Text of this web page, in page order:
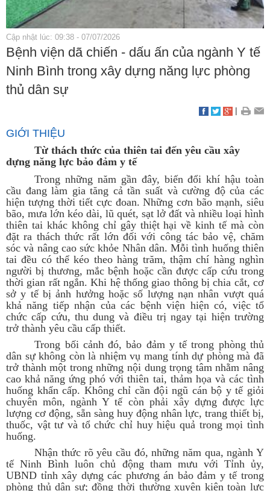
Cập nhật lúc: 09:38 - 07/07/2026
Bệnh viện dã chiến - dấu ấn của ngành Y tế
Ninh Bình trong xây dựng năng lực phòng
thủ dân sự
|
GIỚI THIỆU
Từ thách thức của thiên tai đến yêu cầu xây
dựng năng lực bảo đảm y tế
Trong những năm gần đây, biến đổi khí hậu toàn
cầu đang làm gia tăng cả tần suất và cường độ của các
hiện tượng thời tiết cực đoan. Những cơn bão mạnh, siêu
bão, mưa lớn kéo dài, lũ quét, sạt lở đất và nhiều loại hình
thiên tai khác không chỉ gây thiệt hại về kinh tế mà còn
đặt ra thách thức rất lớn đối với công tác bảo vệ, chăm
sóc và nâng cao sức khỏe Nhân dân. Mỗi tình huống thiên
tai đều có thể kéo theo hàng trăm, thậm chí hàng nghìn
người bị thương, mắc bệnh hoặc cần được cấp cứu trong
thời gian rất ngắn. Khi hệ thống giao thông bị chia cắt, cơ
sở y tế bị ảnh hưởng hoặc số lượng nạn nhân vượt quá
khả năng tiếp nhận của các bệnh viện hiện có, việc tổ
chức cấp cứu, thu dung và điều trị ngay tại hiện trường
trở thành yêu cầu cấp thiết.
Trong bối cảnh đó, bảo đảm y tế trong phòng thủ
dân sự không còn là nhiệm vụ mang tính dự phòng mà đã
trở thành một trong những nội dung trọng tâm nhằm nâng
cao khả năng ứng phó với thiên tai, thảm họa và các tình
huống khẩn cấp. Không chỉ cần đội ngũ cán bộ y tế giỏi
chuyên môn, ngành Y tế còn phải xây dựng được lực
lượng cơ động, sẵn sàng huy động nhân lực, trang thiết bị,
thuốc, vật tư và tổ chức chỉ huy hiệu quả trong mọi tình
huống.
Nhận thức rõ yêu cầu đó, những năm qua, ngành Y
tế Ninh Bình luôn chủ động tham mưu với Tỉnh ủy,
UBND tỉnh xây dựng các phương án bảo đảm y tế trong
phòng thủ dân sự; đồng thời thường xuyên kiện toàn lực